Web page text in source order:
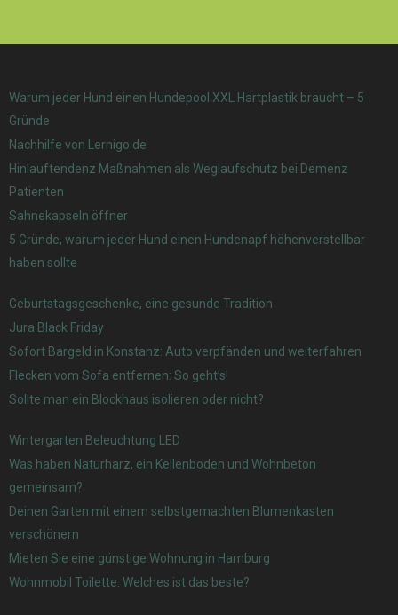
Warum jeder Hund einen Hundepool XXL Hartplastik braucht – 5
Gründe
Nachhilfe von Lernigo.de
Hinlauftendenz Maßnahmen als Weglaufschutz bei Demenz
Patienten
Sahnekapseln öffner
5 Gründe, warum jeder Hund einen Hundenapf höhenverstellbar
haben sollte
Geburtstagsgeschenke, eine gesunde Tradition
Jura Black Friday
Sofort Bargeld in Konstanz: Auto verpfänden und weiterfahren
Flecken vom Sofa entfernen: So geht’s!
Sollte man ein Blockhaus isolieren oder nicht?
Wintergarten Beleuchtung LED
Was haben Naturharz, ein Kellenboden und Wohnbeton
gemeinsam?
Deinen Garten mit einem selbstgemachten Blumenkasten
verschönern
Mieten Sie eine günstige Wohnung in Hamburg
Wohnmobil Toilette: Welches ist das beste?